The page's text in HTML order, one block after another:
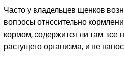
Часто у владельцев щенков
вопросы относительно
кормом, содержится ли там все
растущего организма, и не